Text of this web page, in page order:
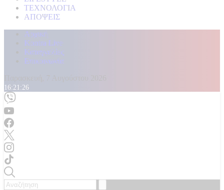
ΤΕΧΝΟΛΟΓΙΑ
ΑΠΟΨΕΙΣ
Αρχική
Kontra Live
Καταγγελίες
Επικοινωνία
16:21:28